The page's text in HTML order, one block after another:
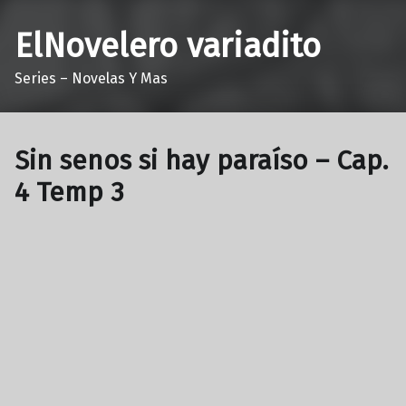
ElNovelero variadito
Series – Novelas Y Mas
Sin senos si hay paraíso – Cap.
4 Temp 3